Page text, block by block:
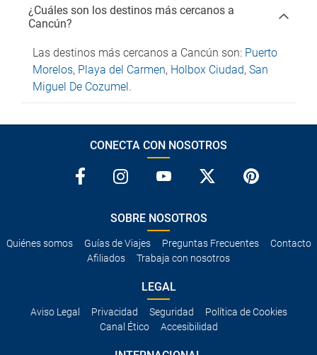
¿Cuáles son los destinos más cercanos a
Cancún?
Las destinos más cercanos a Cancún son: Puerto
Morelos, Playa del Carmen, Holbox Ciudad, San
Miguel De Cozumel.
CONECTA CON NOSOTROS
SOBRE NOSOTROS
Quiénes somos Guías de Viajes Preguntas Frecuentes
Contacto
Afiliados
Trabaja con nosotros
LEGAL
Aviso Legal Privacidad Seguridad
Política de Cookies
Canal Ético
Accesibilidad